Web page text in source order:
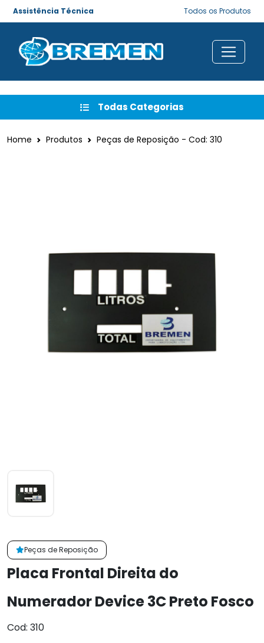
Assistência Técnica Todos os Produtos
Todas Categorias
Home Produtos Peças de Reposição - Cod: 310
Peças de Reposição
Placa Frontal Direita do
Numerador Device 3C Preto Fosco
Cod: 310